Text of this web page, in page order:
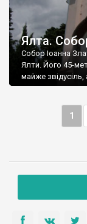
Ялта.
Собор Іоанна
Ялти. Його 45-
майже
1